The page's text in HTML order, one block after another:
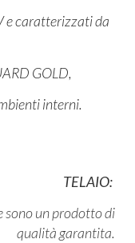
e caratterizzati da
GOLD,
interni.
TELAIO:
sono un prodotto di
qualità garantita.